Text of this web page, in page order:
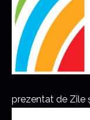
prezentat de Zile